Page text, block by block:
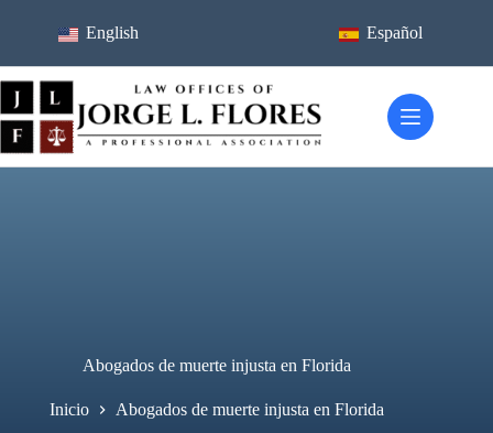
contenido
English Español
Abogados de muerte injusta en Florida
Inicio Abogados de muerte injusta en Florida